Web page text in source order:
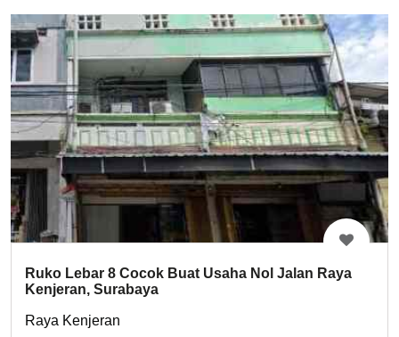
Ruko Lebar 8 Cocok Buat Usaha Nol Jalan Raya
Kenjeran, Surabaya
Raya Kenjeran